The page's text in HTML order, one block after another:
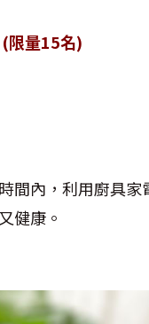
限量15名)
間內，利用廚具
健康。